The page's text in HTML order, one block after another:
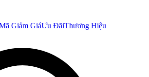
Giảm GiáƯu ĐãiThương Hiệu